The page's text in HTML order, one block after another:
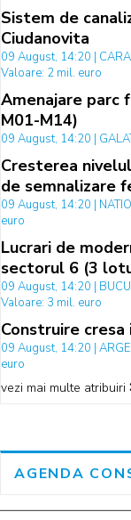
Sistem de
Ciudanovita
09 August, 14:20 |
Valoare: 2 mil. euro
Amenajare parc
M01-M14)
09 August, 14:20 |
Cresterea
de semnalizare
09 August, 14:20 |
euro
Lucrari de
sectorul 6 (3
09 August, 14:20 |
Valoare: 3 mil. euro
Construire cresa
09 August, 14:20 |
euro
vezi mai multe atribuiri
AGENDA